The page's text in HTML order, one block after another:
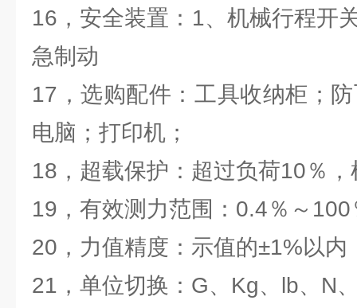
16，安全装置：1、机械行程开
急制动
17，选购配件：工具收纳柜；
电脑；打印机；
18，超载保护：超过负荷10％
19，有效测力范围：0.4％～100
20，力值精度：示值的±1%以内
21，单位切换：G、Kg、lb、N